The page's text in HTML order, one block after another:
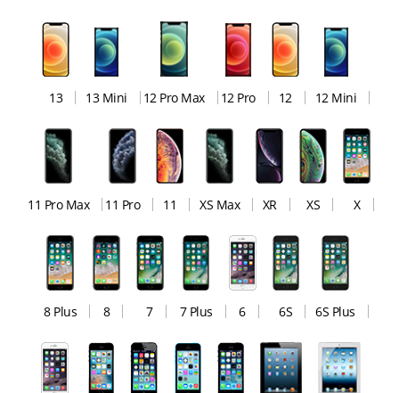
13 13 Mini 12 Pro Max 12 Pro 12 12 Mini
11 Pro Max 11 Pro 11 XS Max XR XS X
8 Plus 8 7 7 Plus 6 6S 6S Plus